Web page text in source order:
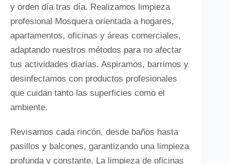
y orden día tras día. Realizamos limpieza
profesional Mosquera orientada a hogares,
apartamentos, oficinas y áreas comerciales,
adaptando nuestros métodos para no afectar
tus actividades diarias. Aspiramos, barrimos y
desinfectamos con productos profesionales
que cuidan tanto las superficies como el
ambiente.
Revisamos cada rincón, desde baños hasta
pasillos y balcones, garantizando una limpieza
profunda y constante. La limpieza de oficinas